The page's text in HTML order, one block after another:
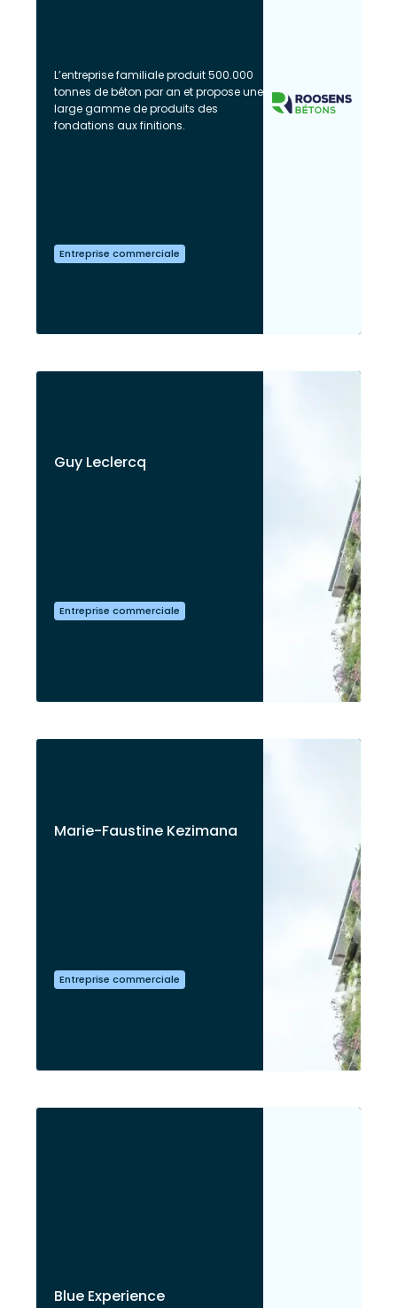
L’entreprise familiale produit 500.000
tonnes de béton par an et propose une
large gamme de produits des
fondations aux finitions.
Entreprise commerciale
Guy Leclercq
Entreprise commerciale
Marie-Faustine Kezimana
Entreprise commerciale
Blue Experience